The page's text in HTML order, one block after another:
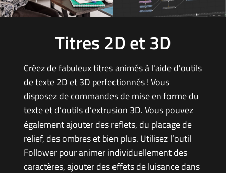
Titres 2D et 3D
Créez de fabuleux titres animés à l'aide d'outils
de texte 2D et 3D perfectionnés ! Vous
disposez de commandes de mise en forme du
texte et d’outils d’extrusion 3D. Vous pouvez
également ajouter des reflets, du placage de
relief, des ombres et bien plus. Utilisez l’outil
Follower pour animer individuellement des
caractères, ajouter des effets de luisance dans